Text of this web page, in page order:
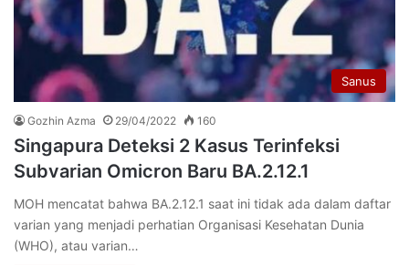
Sanus
Gozhin Azma 29/04/2022 160
Singapura Deteksi 2 Kasus Terinfeksi
Subvarian Omicron Baru BA.2.12.1
MOH mencatat bahwa BA.2.12.1 saat ini tidak ada dalam daftar
varian yang menjadi perhatian Organisasi Kesehatan Dunia
(WHO), atau varian…